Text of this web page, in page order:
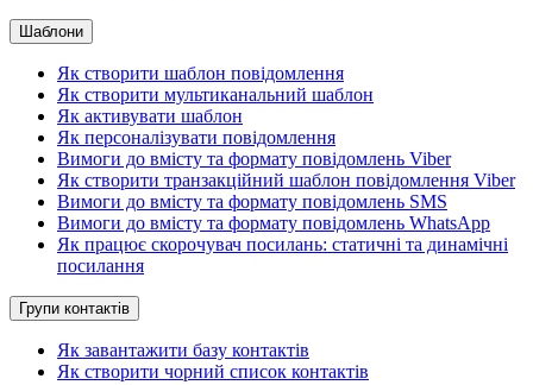
Шаблони
Як створити шаблон повідомлення
Як створити мультиканальний шаблон
Як активувати шаблон
Як персоналізувати повідомлення
Вимоги до вмісту та формату повідомлень Viber
Як створити транзакційний шаблон повідомлення Viber
Вимоги до вмісту та формату повідомлень SMS
Вимоги до вмісту та формату повідомлень WhatsApp
Як працює скорочувач посилань: статичні та динамічні
посилання
Групи контактів
Як завантажити базу контактів
Як створити чорний список контактів